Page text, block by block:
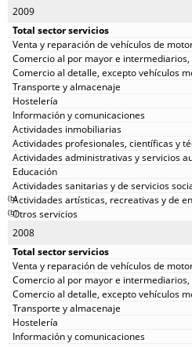
2009
(b)
(b)
2008